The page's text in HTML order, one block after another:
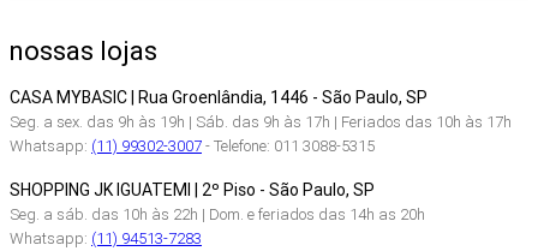
nossas lojas
CASA MYBASIC | Rua Groenlândia, 1446 - São Paulo, SP
Seg. a sex. das 9h às 19h | Sáb. das 9h às 17h | Feriados das 10h às 17h
Whatsapp: (11) 99302-3007- Telefone: 011 3088-5315
SHOPPING JK IGUATEMI | 2º Piso - São Paulo, SP
Seg. a sáb. das 10h às 22h | Dom. e feriados das 14h as 20h
Whatsapp: (11) 94513-7283